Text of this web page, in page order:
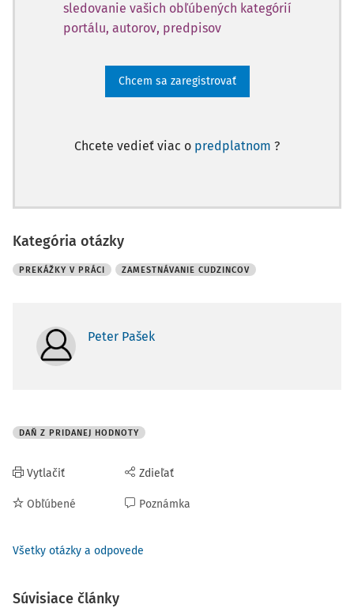
sledovanie vašich obľúbených kategórií
portálu, autorov, predpisov
Chcem sa zaregistrovať
Chcete vedieť viac o predplatnom ?
Kategória otázky
PREKÁŽKY V PRÁCI ZAMESTNÁVANIE CUDZINCOV
Peter Pašek
DAŇ Z PRIDANEJ HODNOTY
Vytlačiť
Obľúbené
Zdieľať
Poznámka
Všetky otázky a odpovede
Súvisiace články